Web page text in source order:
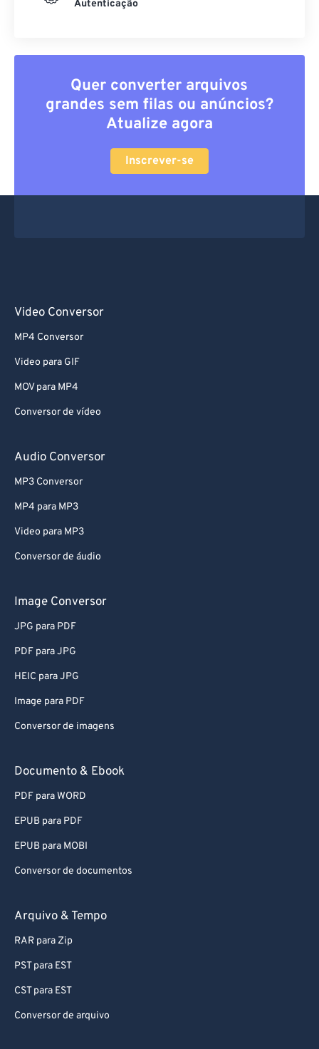
Autenticação
Quer converter arquivos
grandes sem filas ou anúncios?
Atualize agora
Inscrever-se
Video Conversor
MP4 Conversor
Video para GIF
MOV para MP4
Conversor de vídeo
Audio Conversor
MP3 Conversor
MP4 para MP3
Video para MP3
Conversor de áudio
Image Conversor
JPG para PDF
PDF para JPG
HEIC para JPG
Image para PDF
Conversor de imagens
Documento & Ebook
PDF para WORD
EPUB para PDF
EPUB para MOBI
Conversor de documentos
Arquivo & Tempo
RAR para Zip
PST para EST
CST para EST
Conversor de arquivo